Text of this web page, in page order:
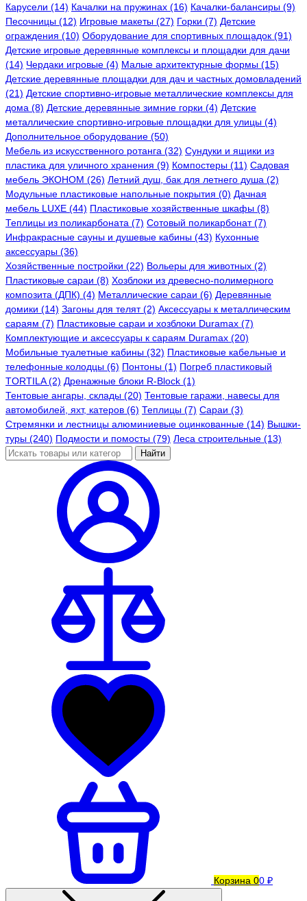
Карусели (14) Качалки на пружинах (16) Качалки-балансиры (9)
Песочницы (12) Игровые макеты (27) Горки (7) Детские
ограждения (10) Оборудование для спортивных площадок (91)
Детские игровые деревянные комплексы и площадки для дачи
(14) Чердаки игровые (4) Малые архитектурные формы (15)
Детские деревянные площадки для дач и частных домовладений
(21) Детские спортивно-игровые металлические комплексы для
дома (8) Детские деревянные зимние горки (4) Детские
металлические спортивно-игровые площадки для улицы (4)
Дополнительное оборудование (50)
Мебель из искусственного ротанга (32) Сундуки и ящики из
пластика для уличного хранения (9) Компостеры (11) Садовая
мебель ЭКОНОМ (26) Летний душ, бак для летнего душа (2)
Модульные пластиковые напольные покрытия (0) Дачная
мебель LUXE (44) Пластиковые хозяйственные шкафы (8)
Теплицы из поликарбоната (7) Сотовый поликарбонат (7)
Инфракрасные сауны и душевые кабины (43) Кухонные
аксессуары (36)
Хозяйственные постройки (22) Вольеры для животных (2)
Пластиковые сараи (8) Хозблоки из древесно-полимерного
композита (ДПК) (4) Металлические сараи (6) Деревянные
домики (14) Загоны для телят (2) Аксессуары к металлическим
сараям (7) Пластиковые сараи и хозблоки Duramax (7)
Комплектующие и аксессуары к сараям Duramax (20)
Мобильные туалетные кабины (32) Пластиковые кабельные и
телефонные колодцы (6) Понтоны (1) Погреб пластиковый
TORTILA (2) Дренажные блоки R-Block (1)
Тентовые ангары, склады (20) Тентовые гаражи, навесы для
автомобилей, яхт, катеров (6) Теплицы (7) Сараи (3)
Стремянки и лестницы алюминиевые оцинкованные (14) Вышки-
туры (240) Подмости и помосты (79) Леса строительные (13)
Найти
Корзина 00 ₽